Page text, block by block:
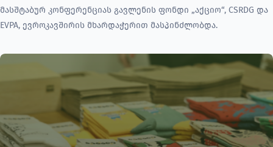
მასშტაბურ კონფერენციას გავლენის ფონდი „აქციო“, CSRDG და
EVPA, ევროკავშირის მხარდაჭერით მასპინძლობდა.